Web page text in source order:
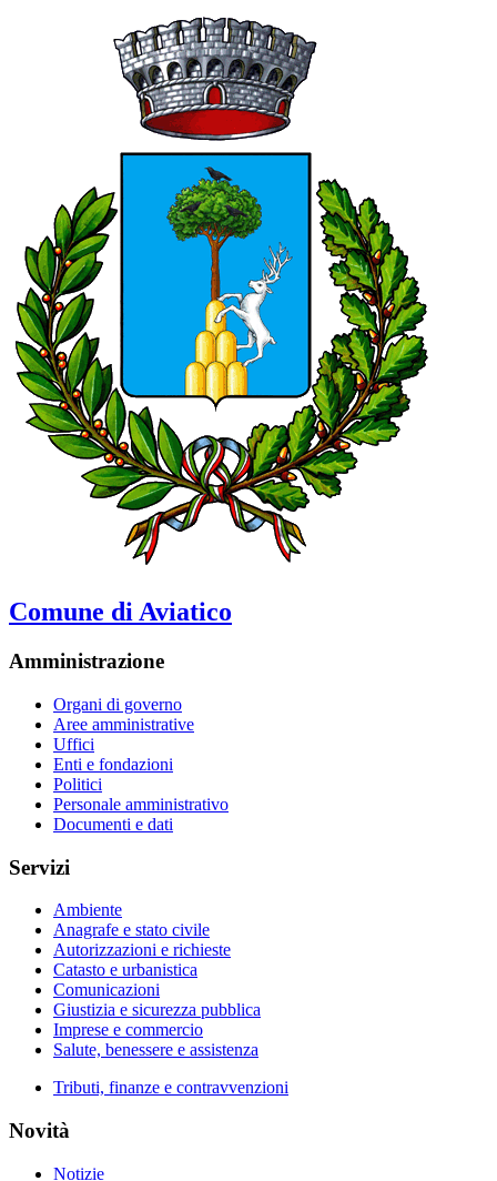
Comune di Aviatico
Amministrazione
Organi di governo
Aree amministrative
Uffici
Enti e fondazioni
Politici
Personale amministrativo
Documenti e dati
Servizi
Ambiente
Anagrafe e stato civile
Autorizzazioni e richieste
Catasto e urbanistica
Comunicazioni
Giustizia e sicurezza pubblica
Imprese e commercio
Salute, benessere e assistenza
Tributi, finanze e contravvenzioni
Novità
Notizie